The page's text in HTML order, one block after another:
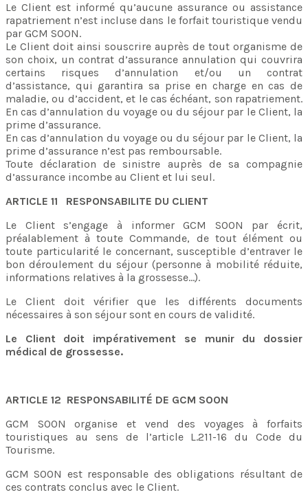
Le Client est informé qu’aucune assurance ou assistance
rapatriement n’est incluse dans le forfait touristique vendu
par GCM SOON.
Le Client doit ainsi souscrire auprès de tout organisme de
son choix, un contrat d’assurance annulation qui couvrira
certains risques d’annulation et/ou un contrat
d’assistance, qui garantira sa prise en charge en cas de
maladie, ou d’accident, et le cas échéant, son rapatriement.
En cas d’annulation du voyage ou du séjour par le Client, la
prime d’assurance.
En cas d’annulation du voyage ou du séjour par le Client, la
prime d’assurance n’est pas remboursable.
Toute déclaration de sinistre auprès de sa compagnie
d’assurance incombe au Client et lui seul.
ARTICLE 11 RESPONSABILITE DU CLIENT
Le Client s’engage à informer GCM SOON par écrit,
préalablement à toute Commande, de tout élément ou
toute particularité le concernant, susceptible d’entraver le
bon déroulement du séjour (personne à mobilité réduite,
informations relatives à la grossesse…).
Le Client doit vérifier que les différents documents
nécessaires à son séjour sont en cours de validité.
Le Client doit impérativement se munir du dossier
médical de grossesse.
ARTICLE 12 RESPONSABILITÉ DE GCM SOON
GCM SOON organise et vend des voyages à forfaits
touristiques au sens de l’article L.211-16 du Code du
Tourisme.
GCM SOON est responsable des obligations résultant de
ces contrats conclus avec le Client.